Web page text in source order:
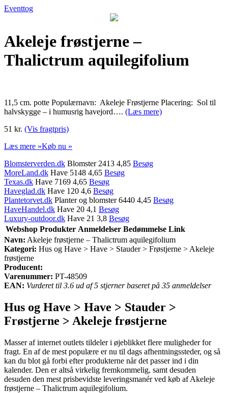
Eventtog
Akeleje frøstjerne –
Thalictrum aquilegifolium
11,5 cm. potte Populærnavn: Akeleje Frøstjerne Placering: Sol til
halvskygge – i humusrig havejord…. (Læs mere)
51 kr. (Vis fragtpris)
Læs mere »Køb nu »
Blomsterverden.dk Blomster 2413 4,85 Besøg
MoreLand.dk Have 5148 4,65 Besøg
Texas.dk Have 7169 4,65 Besøg
Haveglad.dk Have 120 4,6 Besøg
Plantetorvet.dk Planter og blomster 6440 4,45 Besøg
HaveHandel.dk Have 20 4,1 Besøg
Luxury-outdoor.dk Have 21 3,8 Besøg
Webshop Produkter Anmeldelser Bedømmelse Link
Navn: Akeleje frøstjerne – Thalictrum aquilegifolium
Kategori: Hus og Have > Have > Stauder > Frøstjerne > Akeleje
frøstjerne
Producent:
Varenummer: PT-48509
EAN: Vurderet til 3.6 ud af 5 stjerner baseret på 35 anmeldelser
Hus og Have > Have > Stauder >
Frøstjerne > Akeleje frøstjerne
Masser af internet outlets tildeler i øjeblikket flere muligheder for
fragt. En af de mest populære er nu til dags afhentningssteder, og så
kan du blot gå forbi efter produkterne når det passer ind i din
kalender. Den er altså virkelig fremkommelig, samt desuden
desuden den mest prisbevidste leveringsmanér ved køb af Akeleje
frøstjerne – Thalictrum aquilegifolium.